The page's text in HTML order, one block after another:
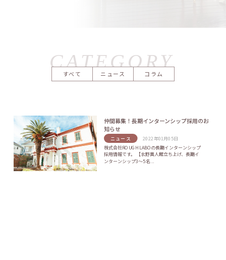
すべて ニュース コラム
仲間募集！長期インターンシップ採用のお
知らせ
ニュース
2022年01月05日
株式会社ROUGH LABOの長期インターンシップ
採用情報です。 【北野異人館立ち上げ、長期イ
ンターンシップ3～5名...